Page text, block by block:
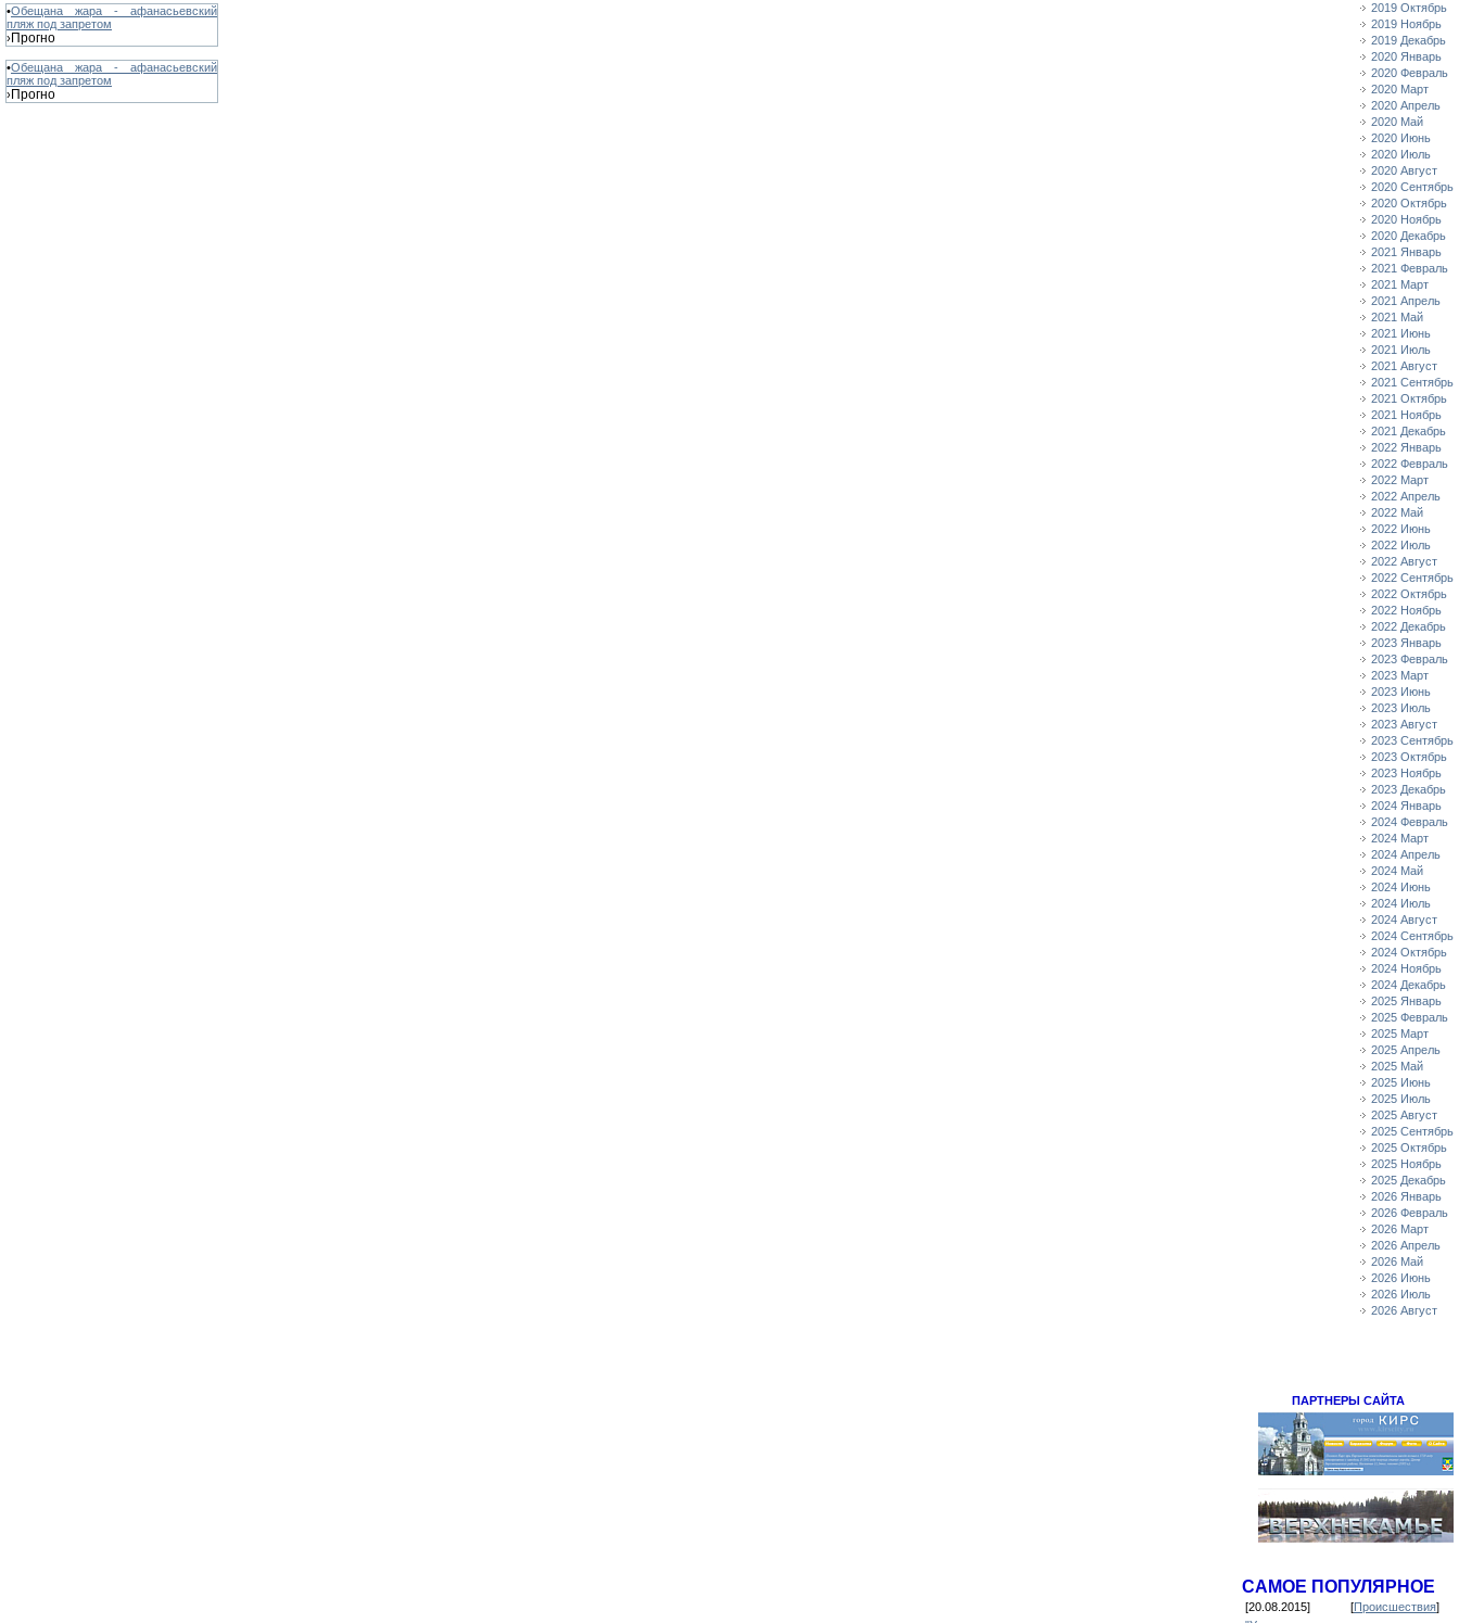
•Обещана жара - афанасьевский
пляж под запретом
›Прогно
•Обещана жара - афанасьевский
пляж под запретом
›Прогно
2019 Октябрь
2019 Ноябрь
2019 Декабрь
2020 Январь
2020 Февраль
2020 Март
2020 Апрель
2020 Май
2020 Июнь
2020 Июль
2020 Август
2020 Сентябрь
2020 Октябрь
2020 Ноябрь
2020 Декабрь
2021 Январь
2021 Февраль
2021 Март
2021 Апрель
2021 Май
2021 Июнь
2021 Июль
2021 Август
2021 Сентябрь
2021 Октябрь
2021 Ноябрь
2021 Декабрь
2022 Январь
2022 Февраль
2022 Март
2022 Апрель
2022 Май
2022 Июнь
2022 Июль
2022 Август
2022 Сентябрь
2022 Октябрь
2022 Ноябрь
2022 Декабрь
2023 Январь
2023 Февраль
2023 Март
2023 Июнь
2023 Июль
2023 Август
2023 Сентябрь
2023 Октябрь
2023 Ноябрь
2023 Декабрь
2024 Январь
2024 Февраль
2024 Март
2024 Апрель
2024 Май
2024 Июнь
2024 Июль
2024 Август
2024 Сентябрь
2024 Октябрь
2024 Ноябрь
2024 Декабрь
2025 Январь
2025 Февраль
2025 Март
2025 Апрель
2025 Май
2025 Июнь
2025 Июль
2025 Август
2025 Сентябрь
2025 Октябрь
2025 Ноябрь
2025 Декабрь
2026 Январь
2026 Февраль
2026 Март
2026 Апрель
2026 Май
2026 Июнь
2026 Июль
2026 Август
ПАРТНЕРЫ САЙТА
САМОЕ ПОПУЛЯРНОЕ
[20.08.2015] [Происшествия]